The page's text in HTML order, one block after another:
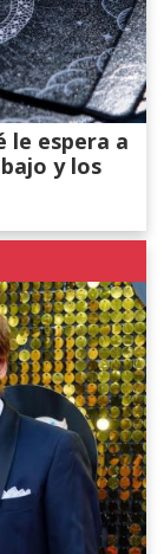
le espera a
y los